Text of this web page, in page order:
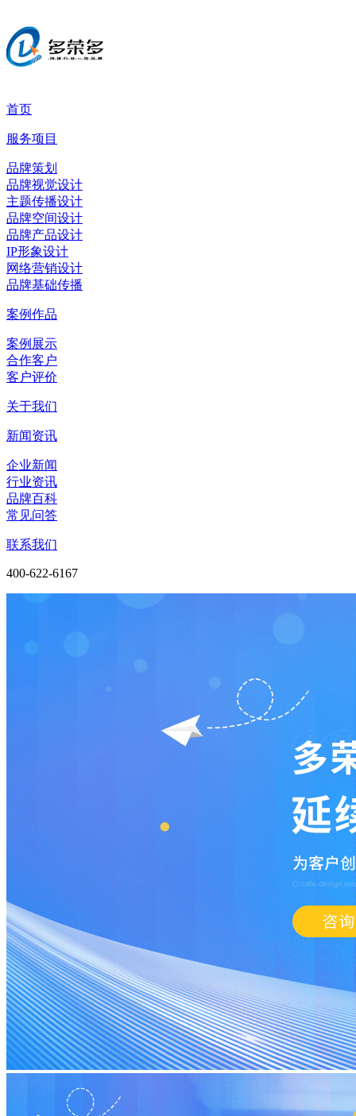
首页
服务项目
品牌策划
品牌视觉设计
主题传播设计
品牌空间设计
品牌产品设计
IP形象设计
网络营销设计
品牌基础传播
案例作品
案例展示
合作客户
客户评价
关于我们
新闻资讯
企业新闻
行业资讯
品牌百科
常见问答
联系我们
400-622-6167